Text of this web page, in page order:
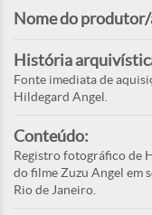
Nome do
História
Fonte imediata de
Hildegard Angel.
Conteúdo:
Registro fotográfico de
do filme Zuzu Angel em
Rio de Janeiro.